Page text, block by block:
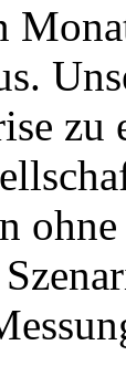
zu